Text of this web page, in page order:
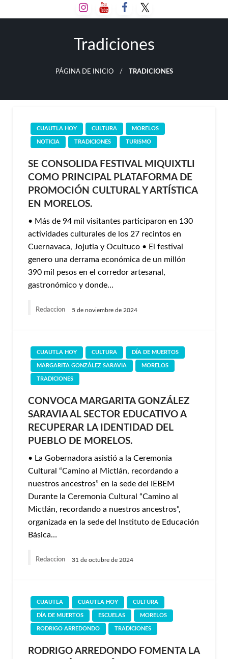
al
Tradiciones
PÁGINA DE INICIO TRADICIONES
CUAUTLA HOY CULTURA MORELOS
NOTICIA TRADICIONES TURISMO
SE CONSOLIDA FESTIVAL MIQUIXTLI
COMO PRINCIPAL PLATAFORMA DE
PROMOCIÓN CULTURAL Y ARTÍSTICA
EN MORELOS.
• Más de 94 mil visitantes participaron en 130
actividades culturales de los 27 recintos en
Cuernavaca, Jojutla y Ocuituco • El festival
genero una derrama económica de un millón
390 mil pesos en el corredor artesanal,
gastronómico y donde…
Redaccion 5 de noviembre de 2024
CUAUTLA HOY CULTURA DÍA DE MUERTOS
MARGARITA GONZÁLEZ SARAVIA MORELOS
TRADICIONES
CONVOCA MARGARITA GONZÁLEZ
SARAVIA AL SECTOR EDUCATIVO A
RECUPERAR LA IDENTIDAD DEL
PUEBLO DE MORELOS.
• La Gobernadora asistió a la Ceremonia
Cultural “Camino al Mictlán, recordando a
nuestros ancestros” en la sede del IEBEM
Durante la Ceremonia Cultural “Camino al
Mictlán, recordando a nuestros ancestros”,
organizada en la sede del Instituto de Educación
Básica…
Redaccion 31 de octubre de 2024
CUAUTLA CUAUTLA HOY CULTURA
DÍA DE MUERTOS ESCUELAS MORELOS
RODRIGO ARREDONDO TRADICIONES
RODRIGO ARREDONDO FOMENTA LA